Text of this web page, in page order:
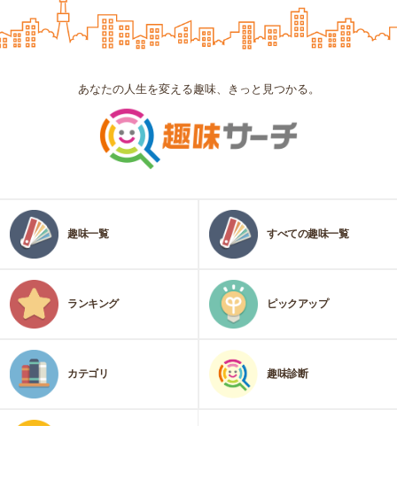
あなたの人生を変える趣味、きっと見つかる。
趣味一覧 すべての趣味一覧
ランキング ピックアップ
カテゴリ 趣味診断